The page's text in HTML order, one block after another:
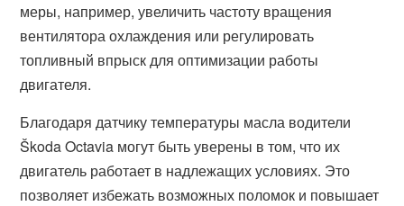
меры, например, увеличить частоту вращения
вентилятора охлаждения или регулировать
топливный впрыск для оптимизации работы
двигателя.
Благодаря датчику температуры масла водители
Škoda Octavia могут быть уверены в том, что их
двигатель работает в надлежащих условиях. Это
позволяет избежать возможных поломок и повышает